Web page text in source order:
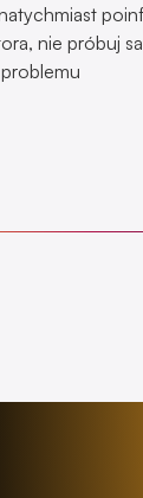
nie próbuj